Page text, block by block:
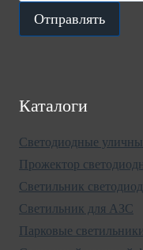
Отправлять
Каталоги
Светодиодные
Прожектор
Светильник
Светильник для АЗС
Парковые